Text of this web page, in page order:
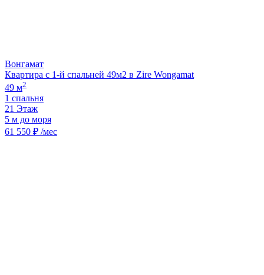
Вонгамат
Квартира с 1-й спальней 49м2 в Zire Wongamat
49 м2
1 спальня
21 Этаж
5 м до моря
61 550 ₽ /мес